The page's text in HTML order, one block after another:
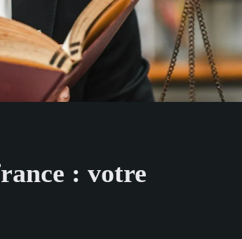
: votre